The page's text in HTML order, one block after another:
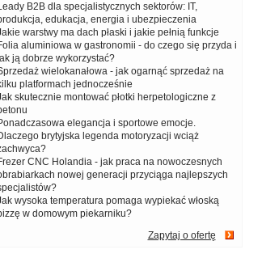
B2B dla specjalistycznych sektorów: IT,
edukacja, energia i ubezpieczenia
warstwy ma dach płaski i jakie pełnią funkcje
aluminiowa w gastronomii - do czego się przyda i
ją dobrze wykorzystać?
wielokanałowa - jak ogarnąć sprzedaż na
platformach jednocześnie
skutecznie montować płotki herpetologiczne z
elegancja i sportowe emocje.
brytyjska legenda motoryzacji wciąż
CNC Holandia - jak praca na nowoczesnych
nowej generacji przyciąga najlepszych
wysoka temperatura pomaga wypiekać włoską
w domowym piekarniku?
Zapytaj o ofertę